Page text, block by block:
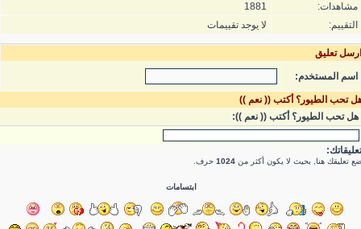
مشاهدات:
1881
التقييم:
لا يوجد تقييمات
ارسل تعليق
اسم المستخدم:
تحب الطيور؟ أكتب (( نعم ))
هل تحب الطيور؟ أكتب (( نعم )):
تعليقاتك:
ضع تعليقك هنا, بحيث لا يكون أكثر من 1024 حرف.
ابتسامات